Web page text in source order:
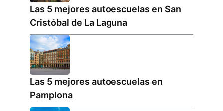
Las 5 mejores autoescuelas en San
Cristóbal de La Laguna
Las 5 mejores autoescuelas en
Pamplona